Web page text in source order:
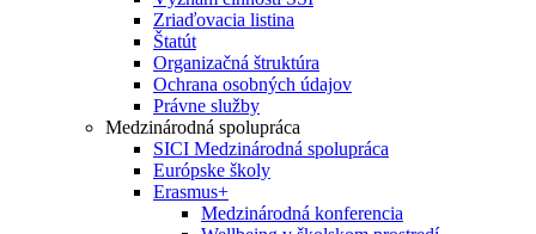
Zriaďovacia listina
Štatút
Organizačná štruktúra
Ochrana osobných údajov
Právne služby
Medzinárodná spolupráca
SICI Medzinárodná spolupráca
Európske školy
Erasmus+
Medzinárodná konferencia